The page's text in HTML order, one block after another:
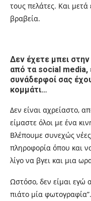
τους πελάτες. Και μετά
βραβεία.
Δεν έχετε μπει
από τα social media,
συνάδερφοί σας
κομμάτι…
Δεν είναι αχρείαστο,
είμαστε όλοι με ένα
Βλέπουμε συνεχώς
πληροφορία όπου και
λίγο να βγει και μια
Ωστόσο, δεν είμαι εγώ
πιάτο μία